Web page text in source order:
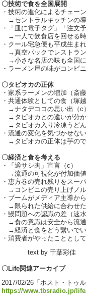
〇技術で食を全国展開
・技術の進化によるチェー
→セントラルキッチンの
・「皿に電子タグ」「注文
→一人で飲食店を回せる
・クール宅急便も平成生ま
→真空パックでレストラ
→小さな名店の味も全国
・ラーメン屋の味がコンビ
〇タピオカの正体
・家系ラーメンの増加（斎
・共通体験としての食（塚
→ナタデココの思い出（c
→タピオカとの違いが分
→タピオカ入り冷凍うど
・流通の変化を気づかせな
→タピオカの正体は芋の
〇経済と食を考える
・「適サシ肉」宣言（c）
→流通の可視化が付加価
・恵方巻の売れ残りをスー
→コンビニの売り上げノ
・ブームがメディア主導か
→限られた供給に合わせ
・鰻問題への認識の差（速
→食の意識は安全から流
→経済と食をどう繋いで
・消費者がやったこととし
text by 千葉彩佳
〇Life関連アーカイブ
2017/02/26「ポスト・トゥ
https://www.tbsradio.jp/